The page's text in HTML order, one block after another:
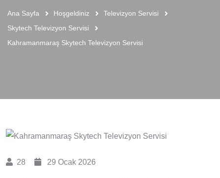
Ana Sayfa Hoşgeldiniz
Televizyon Servisi
Skytech Televizyon Servisi
Kahramanmaraş Skytech Televizyon Servisi
28 29 Ocak 2026